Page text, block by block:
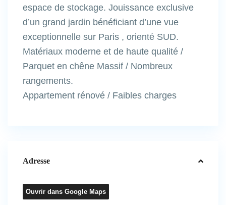
espace de stockage. Jouissance exclusive
d’un grand jardin bénéficiant d’une vue
exceptionnelle sur Paris , orienté SUD.
Matériaux moderne et de haute qualité /
Parquet en chêne Massif / Nombreux
rangements.
Appartement rénové / Faibles charges
Adresse
Ouvrir dans Google Maps